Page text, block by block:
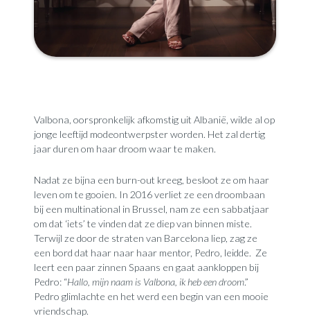
Valbona, oorspronkelijk afkomstig uit Albanië, wilde al op
jonge leeftijd modeontwerpster worden. Het zal dertig
jaar duren om haar droom waar te maken.
Nadat ze bijna een burn-out kreeg, besloot ze om haar
leven om te gooien. In 2016 verliet ze een droombaan
bij een multinational in Brussel, nam ze een sabbatjaar
om dat ‘iets’ te vinden dat ze diep van binnen miste.
Terwijl ze door de straten van Barcelona liep, zag ze
een bord dat haar naar haar mentor, Pedro, leidde. Ze
leert een paar zinnen Spaans en gaat aankloppen bij
Pedro: “Hallo, mijn naam is Valbona, ik heb een droom.”
Pedro glimlachte en het werd een begin van een mooie
vriendschap.